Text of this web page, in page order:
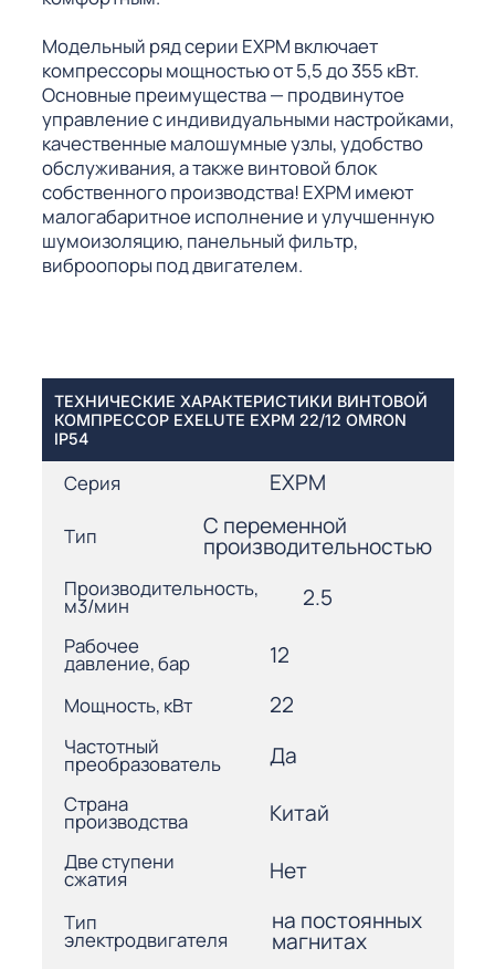
Модельный ряд серии EXPM включает
компрессоры мощностью от 5,5 до 355 кВт.
Основные преимущества — продвинутое
управление с индивидуальными настройками,
качественные малошумные узлы, удобство
обслуживания, а также винтовой блок
собственного производства! EXPM имеют
малогабаритное исполнение и улучшенную
шумоизоляцию, панельный фильтр,
виброопоры под двигателем.
ТЕХНИЧЕСКИЕ ХАРАКТЕРИСТИКИ ВИНТОВОЙ
КОМПРЕССОР EXELUTE EXPM 22/12 OMRON
IP54
Серия EXPM
Тип С переменной
производительностью
Производительность,
м3/мин 2.5
Рабочее
давление, бар 12
Мощность, кВт 22
Частотный
преобразователь Да
Страна
производства Китай
Две ступени
сжатия Нет
Тип
электродвигателя
на постоянных
магнитах